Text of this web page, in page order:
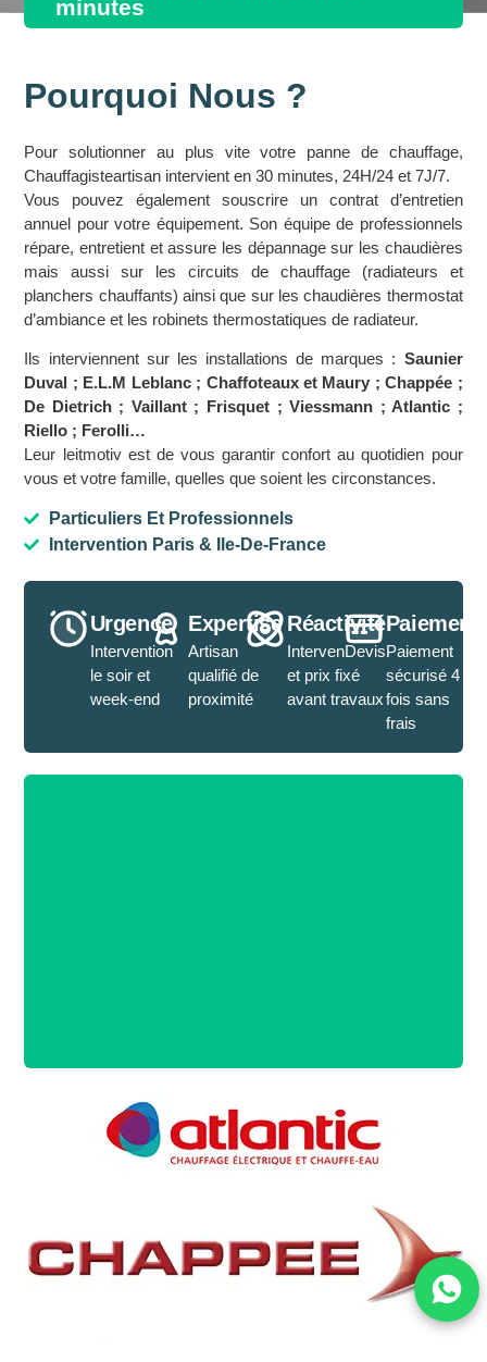
minutes
Pourquoi Nous ?
Pour solutionner au plus vite votre panne de chauffage,
Chauffagisteartisan intervient en 30 minutes, 24H/24 et 7J/7.
Vous pouvez également souscrire un contrat d’entretien
annuel pour votre équipement. Son équipe de professionnels
répare, entretient et assure les dépannage sur les chaudières
mais aussi sur les circuits de chauffage (radiateurs et
planchers chauffants) ainsi que sur les chaudières thermostat
d’ambiance et les robinets thermostatiques de radiateur.
Ils interviennent sur les installations de marques : Saunier
Duval ; E.L.M Leblanc ; Chaffoteaux et Maury ; Chappée ;
De Dietrich ; Vaillant ; Frisquet ; Viessmann ; Atlantic ;
Riello ; Ferolli…
Leur leitmotiv est de vous garantir confort au quotidien pour
vous et votre famille, quelles que soient les circonstances.
Particuliers Et Professionnels
Intervention Paris & Ile-De-France
Urgence
Intervention
le soir et
week-end
Expertise
Artisan
qualifié de
proximité
Réactivité
IntervenDevis
et prix fixé
avant travaux
Paiement
Paiement
sécurisé 4
fois sans
frais